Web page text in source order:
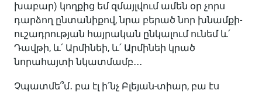
խաբար) կողքից եմ զմայլվում ամեն օր չորս
դարձող ընտանիքով, նրա բերած նոր խնամքի-
ուշադրության հայրական ընկալում ունեմ և՛
Դավթի, և՛ Արմինեի, և՛ Արմինեի կրած
նորահայտի նկատմամբ․․․
Չպատմե՞մ․ բա էլ ի՛նչ Բլեյան-տիար, բա էս